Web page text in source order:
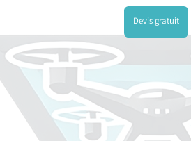
Devis gratuit